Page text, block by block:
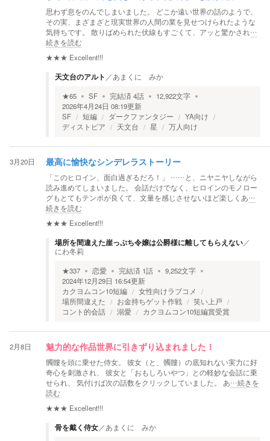
思わず息をのんでしまいました。 どこか遠い世界の話のようで、
その実、まざまざと現実世界の人間の業を見せつけられたような
気持ちです。 散りばめられた伏線もすごくて、アッと驚かされ…
続きを読む
★★★ Excellent!!!
天文台のアルト ／あまくに みか
★65 SF 完結済4話 12,922文字
2026年4月24日 08:19更新
SF
短編 ダークファンタジー
YA向け
ディストピア
天文台 星 万人向け
3月20日 最高に愉快なシンデレラストーリー
「このヒロイン、面白過ぎるだろ！」 ……と、ニヤニヤしながら
読み進めてしまいました。 会話だけでなく、ヒロインのモノロー
グもとてもテンポが良くて、文量を感じさせないほど楽しくあ…
続きを読む
★★★ Excellent!!!
場所を間違えた崖っぷち令嬢は公爵様に離してもらえない／
にわ冬莉
★337 恋愛 完結済 1話 9,252文字
2024年12月29日 16:54更新
カクヨムコン10短編
女性向けラブコメ
場所間違えた
お金持ちゲット作戦
笑い上戸
コント的会話
溺愛 カクヨムコン10短編賞受賞
2月8日 魅力的な作品世界に引きずり込まれました！
髑髏を頭に乗せた侍女。 彼女（と、髑髏）の底知れない実力に好
奇心を刺激され、 彼女と「おもしろいやつ」との軽妙な会話に乗
せられ、 気付けば次の話数をクリックしていました。 あ…続きを
読む
★★★ Excellent!!!
骨を戴く侍女／あまくに みか